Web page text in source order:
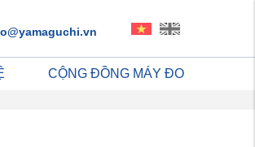
CỘNG ĐỒNG MÁY ĐO